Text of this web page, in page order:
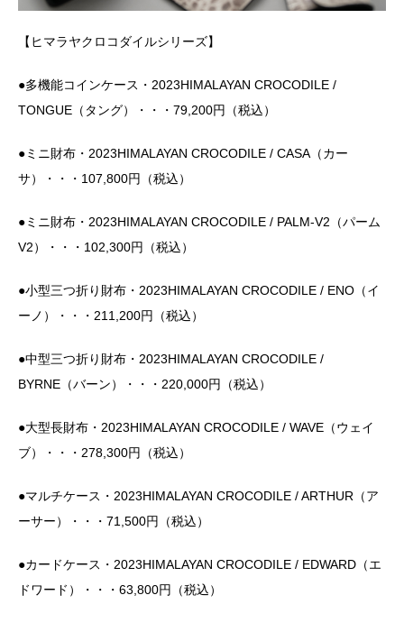
【ヒマラヤクロコダイルシリーズ】
●多機能コインケース・2023HIMALAYAN CROCODILE /
TONGUE（タング）・・・79,200円（税込）
●ミニ財布・2023HIMALAYAN CROCODILE / CASA（カー
サ）・・・107,800円（税込）
●ミニ財布・2023HIMALAYAN CROCODILE / PALM-V2（パーム
V2）・・・102,300円（税込）
●小型三つ折り財布・2023HIMALAYAN CROCODILE / ENO（イ
ーノ）・・・211,200円（税込）
●中型三つ折り財布・2023HIMALAYAN CROCODILE /
BYRNE（バーン）・・・220,000円（税込）
●大型長財布・2023HIMALAYAN CROCODILE / WAVE（ウェイ
ブ）・・・278,300円（税込）
●マルチケース・2023HIMALAYAN CROCODILE / ARTHUR（ア
ーサー）・・・71,500円（税込）
●カードケース・2023HIMALAYAN CROCODILE / EDWARD（エ
ドワード）・・・63,800円（税込）